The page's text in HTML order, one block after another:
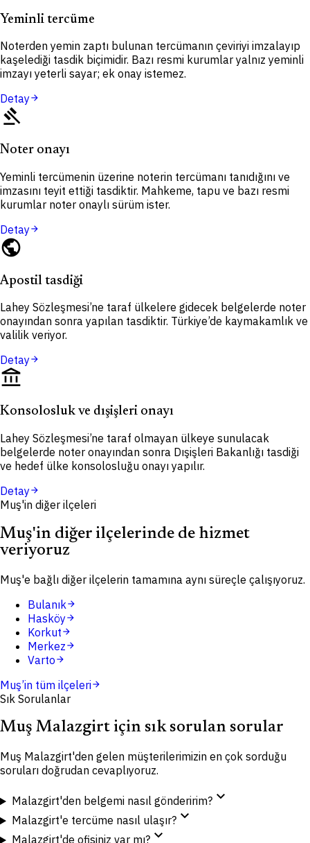
Yeminli tercüme
Noterden yemin zaptı bulunan tercümanın çeviriyi imzalayıp
kaşelediği tasdik biçimidir. Bazı resmi kurumlar yalnız yeminli
imzayı yeterli sayar; ek onay istemez.
Detayarrow_forward
gavel
Noter onayı
Yeminli tercümenin üzerine noterin tercümanı tanıdığını ve
imzasını teyit ettiği tasdiktir. Mahkeme, tapu ve bazı resmi
kurumlar noter onaylı sürüm ister.
Detayarrow_forward
public
Apostil tasdiği
Lahey Sözleşmesi’ne taraf ülkelere gidecek belgelerde noter
onayından sonra yapılan tasdiktir. Türkiye’de kaymakamlık ve
valilik veriyor.
Detayarrow_forward
account_balance
Konsolosluk ve dışişleri onayı
Lahey Sözleşmesi’ne taraf olmayan ülkeye sunulacak
belgelerde noter onayından sonra Dışişleri Bakanlığı tasdiği
ve hedef ülke konsolosluğu onayı yapılır.
Detayarrow_forward
Muş'in diğer ilçeleri
Muş'in diğer ilçelerinde de hizmet
veriyoruz
Muş'e bağlı diğer ilçelerin tamamına aynı süreçle çalışıyoruz.
Bulanıkarrow_forward
Hasköyarrow_forward
Korkutarrow_forward
Merkezarrow_forward
Vartoarrow_forward
Muş’in tüm ilçeleriarrow_forward
Sık Sorulanlar
Muş Malazgirt için sık sorulan sorular
Muş Malazgirt'den gelen müşterilerimizin en çok sorduğu
soruları doğrudan cevaplıyoruz.
Malazgirt'den belgemi nasıl gönderirim?expand_more
Malazgirt'e tercüme nasıl ulaşır?expand_more
Malazgirt'de ofisiniz var mı?expand_more